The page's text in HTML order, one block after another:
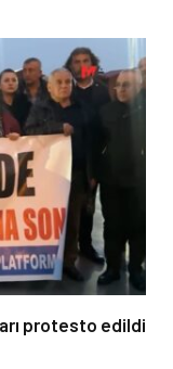
protesto edildi